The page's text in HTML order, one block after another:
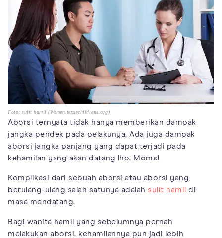
Foto: sulit hamil (Women.texaschildrens.org)
Aborsi ternyata tidak hanya memberikan dampak
jangka pendek pada pelakunya. Ada juga dampak
aborsi jangka panjang yang dapat terjadi pada
kehamilan yang akan datang lho, Moms!
Komplikasi dari sebuah aborsi atau aborsi yang
berulang-ulang salah satunya adalah sulit hamil di
masa mendatang.
Bagi wanita hamil yang sebelumnya pernah
melakukan aborsi, kehamilannya pun jadi lebih